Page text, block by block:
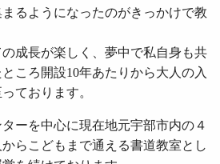
るようになったのがきっかけで教
成長が楽しく、夢中で私自身も共
ころ開設10年あたりから大人の入
ております。
ーを中心に現在地元宇部市内の４
らこどもまで通える書道教室とし